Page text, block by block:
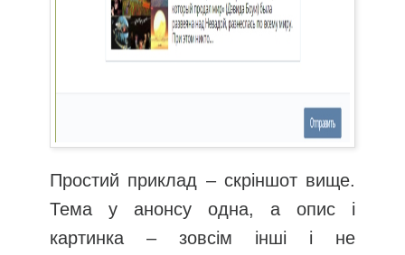
Простий приклад – скріншот вище.
Тема у анонсу одна, а опис і
картинка – зовсім інші і не